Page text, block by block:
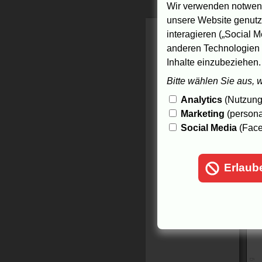
Wir verwenden
unsere Website
interagieren („Social
anderen
Inhalte
Bitte wählen Sie aus,
Analytics
Marketing
Social Media